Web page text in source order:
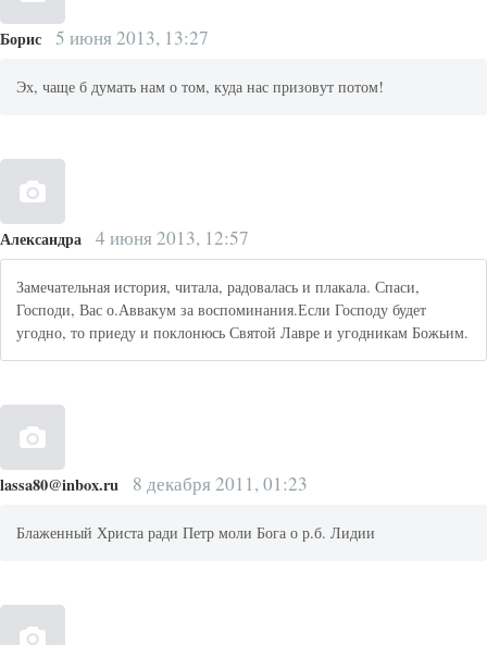
Борис 5 июня 2013, 13:27
Эх, чаще б думать нам о том, куда нас призовут потом!
Александра 4 июня 2013, 12:57
Замечательная история, читала, радовалась и плакала. Спаси,
Господи, Вас о.Аввакум за воспоминания.Если Господу будет
угодно, то приеду и поклонюсь Святой Лавре и угодникам Божьим.
lassa80@inbox.ru 8 декабря 2011, 01:23
Блаженный Христа ради Петр моли Бога о р.б. Лидии